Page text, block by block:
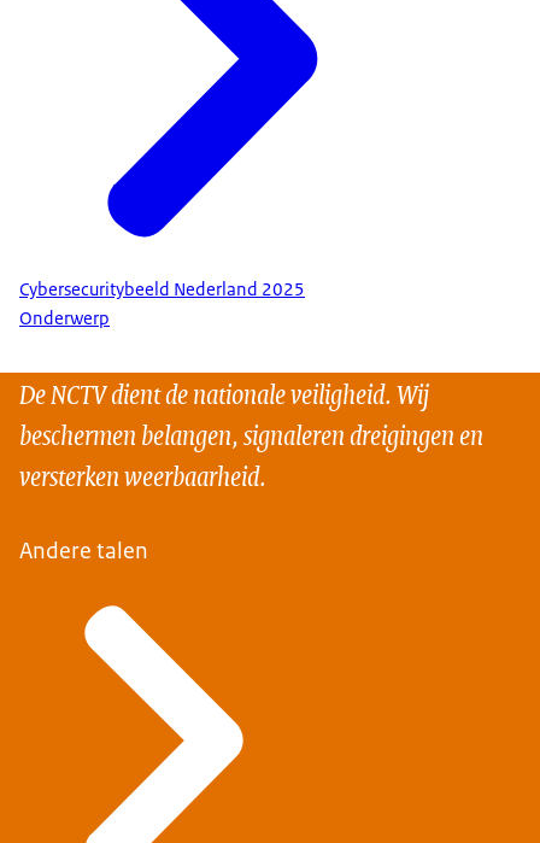
Cybersecuritybeeld Nederland 2025
Onderwerp
De NCTV dient de nationale veiligheid. Wij
beschermen belangen, signaleren dreigingen en
versterken weerbaarheid.
Andere talen